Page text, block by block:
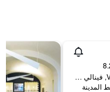
Via Lungosciusa 1, فينالي ليغور, مقاطعة سافونا, إيطاليا